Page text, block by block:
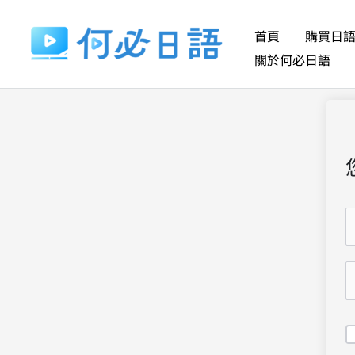
要
首頁 購買日
關於何必日語